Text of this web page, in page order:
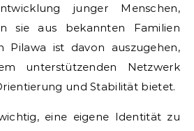
junger Menschen,
sie aus bekannten Familien
Pilawa ist davon auszugehen,
unterstützenden Netzwerk
und Stabilität bietet.
eine eigene Identität zu